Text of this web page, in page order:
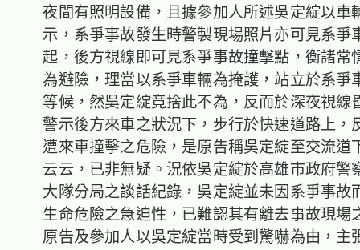
夜間有照明設備，且據參加人所述吳定綻以車
示，系爭事故發生時警製現場照片亦可見系爭
起，後方視線即可見系爭事故撞擊點，衡諸常
為避險，理當以系爭車輛為掩護，站立於系爭
等候，然吳定綻竟捨此不為，反而於深夜視線
警示後方來車之狀況下，步行於快速道路上，
遭來車撞擊之危險，是原告稱吳定綻至交流道
云云，已非無疑。況依吳定綻於高雄市政府警
大隊分局之談話紀錄，吳定綻並未因系爭事故
生命危險之急迫性，已難認其有離去事故現場
原告及參加人以吳定綻當時受到驚嚇為由，主